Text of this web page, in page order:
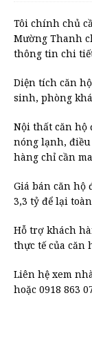
Tôi chính chủ
Mường Thanh
thông tin chi
Diện tích căn
sinh, phòng
Nội thất căn hộ
nóng lạnh,
hàng chỉ cần
Giá bán căn
3,3 tỷ để lại
Hỗ trợ khách
thực tế của căn
Liên hệ xem
hoặc 0918 863